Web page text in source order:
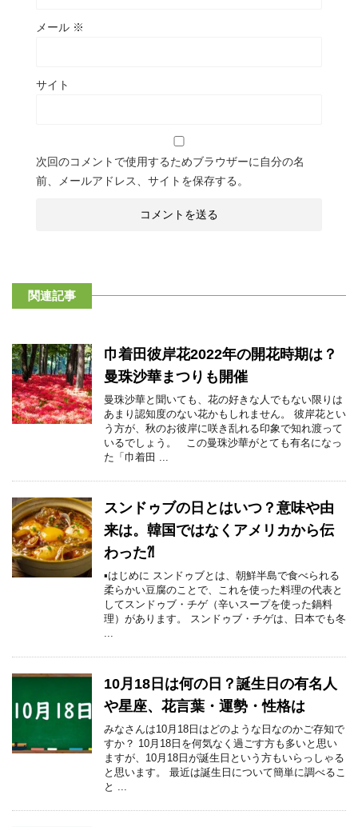
メール ※
サイト
次回のコメントで使用するためブラウザーに自分の名
前、メールアドレス、サイトを保存する。
関連記事
巾着田彼岸花2022年の開花時期は？
曼珠沙華まつりも開催
曼珠沙華と聞いても、花の好きな人でもない限りは
あまり認知度のない花かもしれません。 彼岸花とい
う方が、秋のお彼岸に咲き乱れる印象で知れ渡って
いるでしょう。 この曼珠沙華がとても有名になっ
た「巾着田 ...
スンドゥブの日とはいつ？意味や由
来は。韓国ではなくアメリカから伝
わった⁈
▪はじめに スンドゥブとは、朝鮮半島で食べられる
柔らかい豆腐のことで、これを使った料理の代表と
してスンドゥブ・チゲ（辛いスープを使った鍋料
理）があります。 スンドゥブ・チゲは、日本でも冬
10月18日は何の日？誕生日の有名人
や星座、花言葉・運勢・性格は
みなさんは10月18日はどのような日なのかご存知で
すか？ 10月18日を何気なく過ごす方も多いと思い
ますが、10月18日が誕生日という方もいらっしゃる
と思います。 最近は誕生日について簡単に調べるこ
と ...